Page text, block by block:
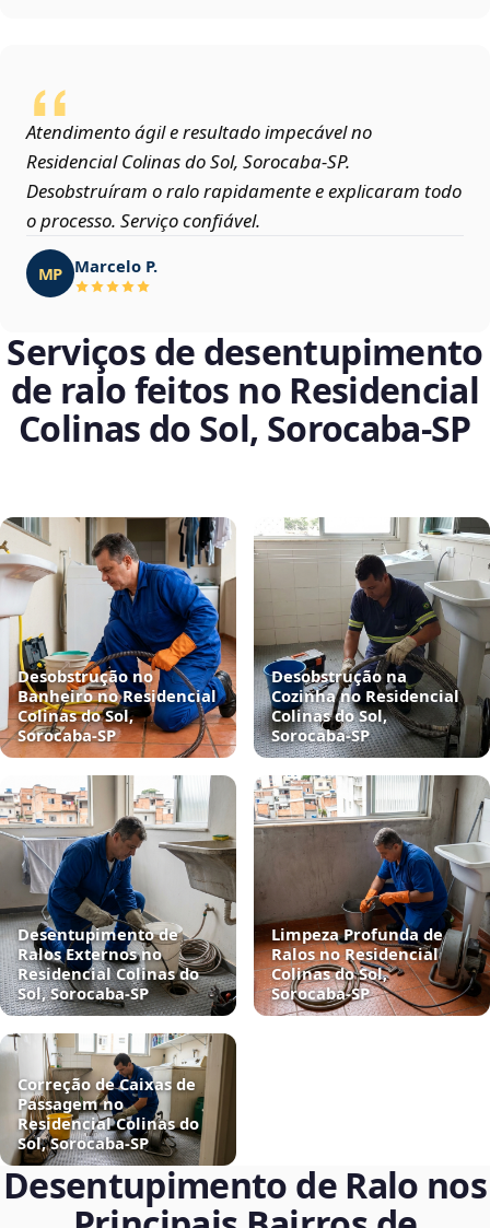
Atendimento ágil e resultado impecável no
Residencial Colinas do Sol, Sorocaba‑SP.
Desobstruíram o ralo rapidamente e explicaram todo
o processo. Serviço confiável.
MP Marcelo P.
Serviços de desentupimento
de ralo feitos no Residencial
Colinas do Sol, Sorocaba‑SP
Desobstrução no
Banheiro no Residencial
Colinas do Sol,
Sorocaba‑SP
Desobstrução na
Cozinha no Residencial
Colinas do Sol,
Sorocaba‑SP
Desentupimento de
Ralos Externos no
Residencial Colinas do
Sol, Sorocaba‑SP
Limpeza Profunda de
Ralos no Residencial
Colinas do Sol,
Sorocaba‑SP
Correção de Caixas de
Passagem no
Residencial Colinas do
Sol, Sorocaba‑SP
Desentupimento de Ralo nos